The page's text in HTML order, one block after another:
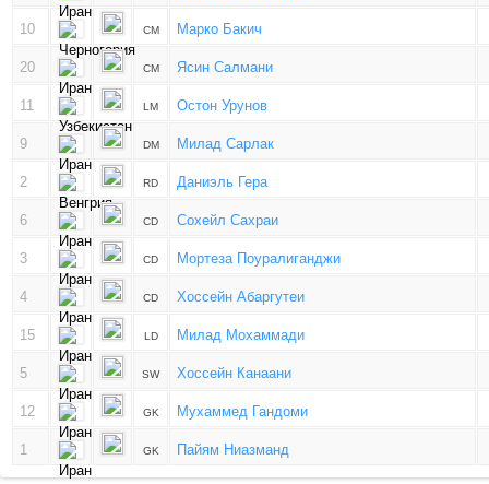
10 CM Марко Бакич
20 CM Ясин Салмани
11 LM Остон Урунов
9 DM Милад Сарлак
2 RD Даниэль Гера
6 CD Сохейл Сахраи
3 CD Мортеза Поуралиганджи
4 CD Хоссейн Абаргутеи
15 LD Милад Мохаммади
5 SW Хоссейн Канаани
12 GK Мухаммед Гандоми
1 GK Пайям Ниазманд